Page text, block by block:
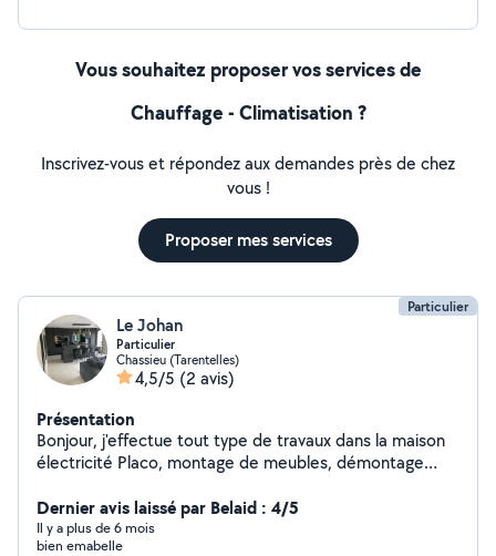
Vous souhaitez proposer vos services de
Chauffage - Climatisation ?
Inscrivez-vous et répondez aux demandes près de chez
vous !
Proposer mes services
Particulier
Le Johan
Particulier
Chassieu (Tarentelles)
4,5/5 (2 avis)
Présentation
Bonjour, j'effectue tout type de travaux dans la maison
électricité Placo, montage de meubles, démontage
Dernier avis laissé par Belaid : 4/5
Il y a plus de 6 mois
bien emabelle